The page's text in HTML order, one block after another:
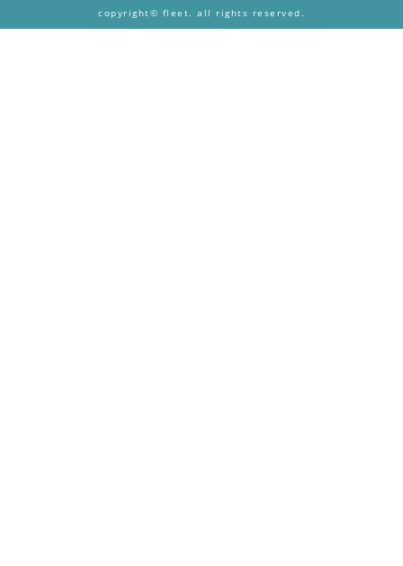
copyright© fleet. all rights reserved.